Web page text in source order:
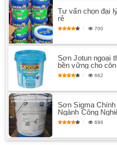
Tư vấn chọn đại
rẻ
700
Sơn Jotun ngoại
bền vững cho
662
Sơn Sigma
Ngành Công
696